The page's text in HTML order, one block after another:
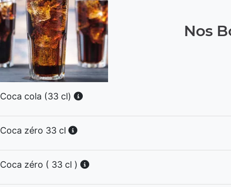
Nos
Coca cola (33 cl)
Coca zéro 33 cl
Coca zéro ( 33 cl )